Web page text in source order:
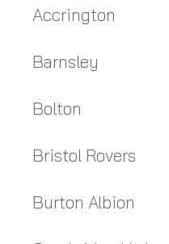
Accrington
Barnsley
Bolton
Bristol Rovers
Burton Albion